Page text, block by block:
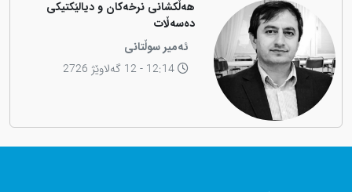
هەڵکشانی نرخەکان و دیالێکتیکی
دەسەڵات
ئەمیر سوڵتانی
12:14 - 12 گەلاوێژ 2726